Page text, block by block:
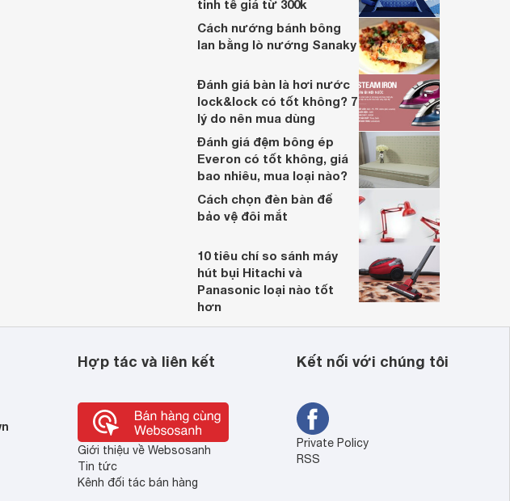
tinh tế giá từ 300k
Cách nướng bánh bông
lan bằng lò nướng Sanaky
Đánh giá bàn là hơi nước
lock&lock có tốt không? 7
lý do nên mua dùng
Đánh giá đệm bông ép
Everon có tốt không, giá
bao nhiêu, mua loại nào?
Cách chọn đèn bàn để
bảo vệ đôi mắt
10 tiêu chí so sánh máy
hút bụi Hitachi và
Panasonic loại nào tốt
hơn
Hợp tác và liên kết
Giới thiệu về Websosanh
Tin tức
Kênh đối tác bán hàng
Kết nối với chúng tôi
Private Policy
RSS